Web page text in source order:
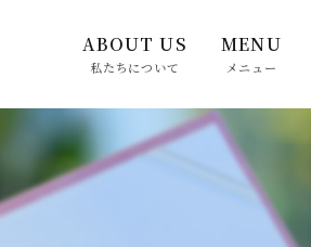
ABOUT US
私たちについて
MENU
メニュー